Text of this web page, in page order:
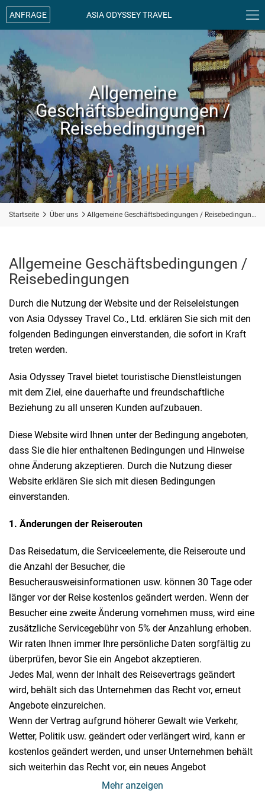

ANFRAGE ASIA ODYSSEY TRAVEL
Allgemeine
Geschäftsbedingungen /
Reisebedingungen
Startseite  Über uns  Allgemeine Geschäftsbedingungen / Reisebedingungen
Allgemeine Geschäftsbedingungen /
Reisebedingungen
Durch die Nutzung der Website und der Reiseleistungen
von Asia Odyssey Travel Co., Ltd. erklären Sie sich mit den
folgenden Bedingungen einverstanden, die sofort in Kraft
treten werden.
Asia Odyssey Travel bietet touristische Dienstleistungen
mit dem Ziel, eine dauerhafte und freundschaftliche
Beziehung zu all unseren Kunden aufzubauen.
Diese Website wird Ihnen unter der Bedingung angeboten,
dass Sie die hier enthaltenen Bedingungen und Hinweise
ohne Änderung akzeptieren. Durch die Nutzung dieser
Website erklären Sie sich mit diesen Bedingungen
einverstanden.
1. Änderungen der Reiserouten
Das Reisedatum, die Serviceelemente, die Reiseroute und
die Anzahl der Besucher, die
Besucherausweisinformationen usw. können 30 Tage oder
länger vor der Reise kostenlos geändert werden. Wenn der
Besucher eine zweite Änderung vornehmen muss, wird eine
zusätzliche Servicegebühr von 5% der Anzahlung erhoben.
Wir raten Ihnen immer Ihre persönliche Daten sorgfältig zu
überprüfen, bevor Sie ein Angebot akzeptieren.
Jedes Mal, wenn der Inhalt des Reisevertrags geändert
wird, behält sich das Unternehmen das Recht vor, erneut
Angebote einzureichen.
Wenn der Vertrag aufgrund höherer Gewalt wie Verkehr,
Wetter, Politik usw. geändert oder verlängert wird, kann er
kostenlos geändert werden, und unser Unternehmen behält
sich weiterhin das Recht vor, ein neues Angebot
Mehr anzeigen